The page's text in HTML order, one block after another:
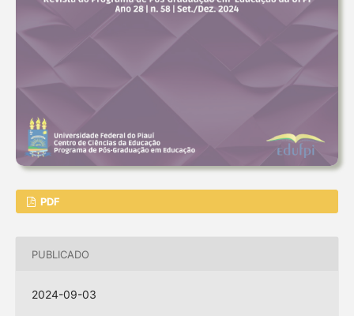
PDF
PUBLICADO
2024-09-03